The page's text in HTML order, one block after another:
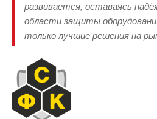
развивается, оставаясь
области защиты
только лучшие решения на